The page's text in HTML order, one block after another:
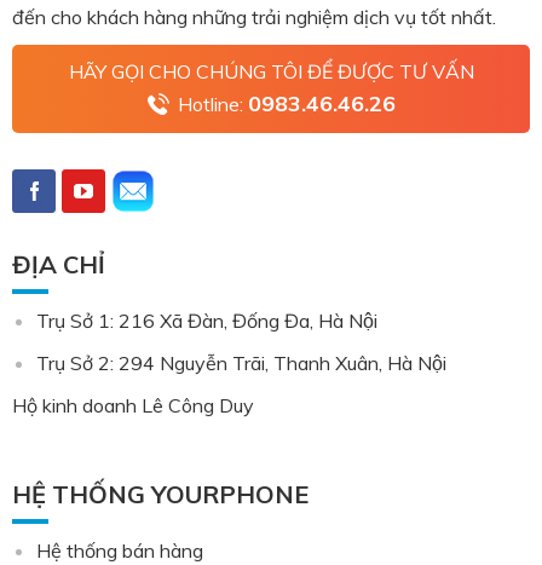
đến cho khách hàng những trải nghiệm dịch vụ tốt nhất.
HÃY GỌI CHO CHÚNG TÔI ĐỂ ĐƯỢC TƯ VẤN
Hotline: 0983.46.46.26
ĐỊA CHỈ
Trụ Sở 1: 216 Xã Đàn, Đống Đa, Hà Nội
Trụ Sở 2: 294 Nguyễn Trãi, Thanh Xuân, Hà Nội
Hộ kinh doanh Lê Công Duy
HỆ THỐNG YOURPHONE
Hệ thống bán hàng